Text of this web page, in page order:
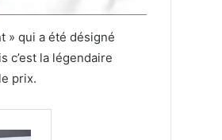
» qui a été désigné
c’est la légendaire
prix.